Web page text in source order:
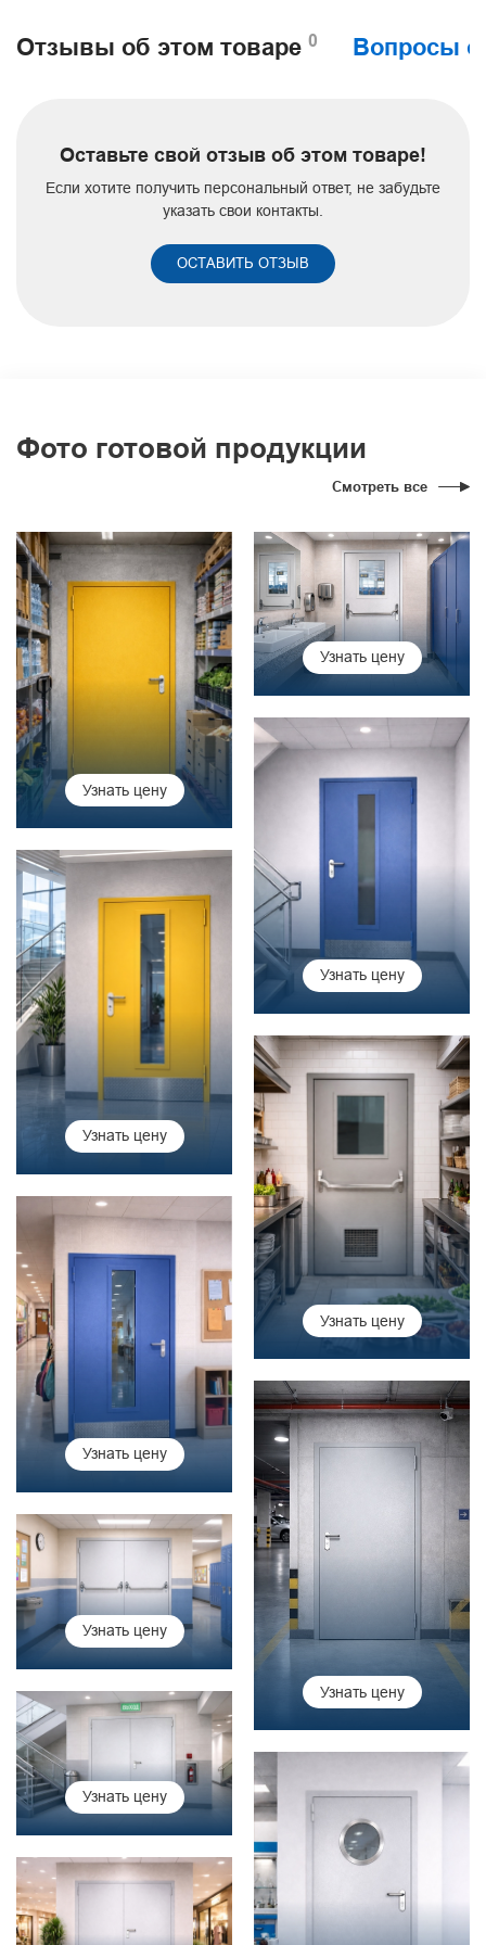
Отзывы об этом товаре 0 Вопросы
Оставьте свой отзыв об этом товаре!
Если хотите получить персональный ответ, не забудьте
указать свои контакты.
ОСТАВИТЬ ОТЗЫВ
Фото готовой продукции
Смотреть все
Узнать цену
Узнать цену
Узнать цену
Узнать цену
Узнать цену
Узнать цену
Узнать цену
Узнать цену
Узнать цену